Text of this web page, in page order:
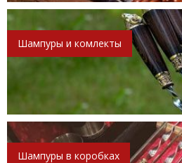
Шампуры и комлекты
Шампуры в коробках